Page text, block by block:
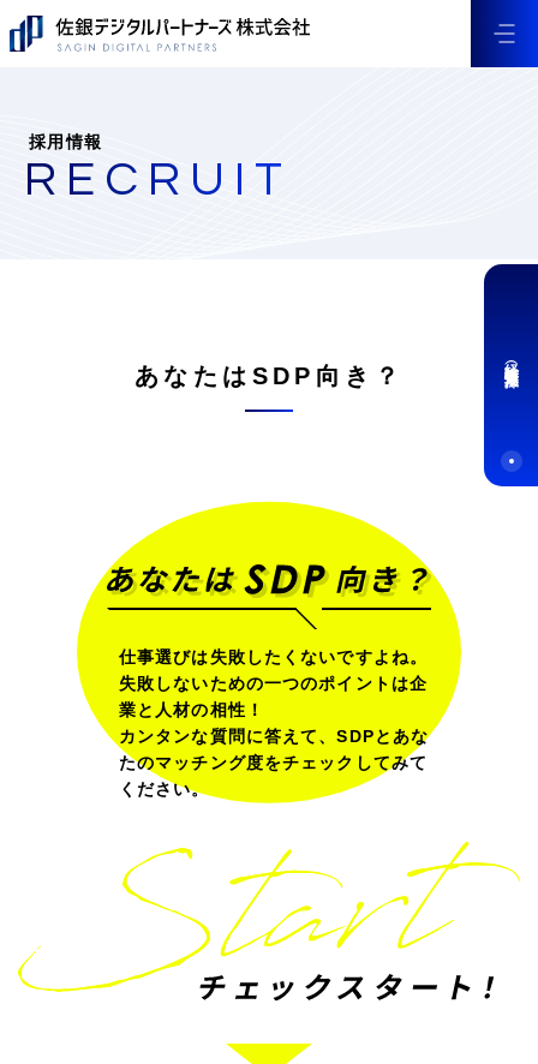
採用情報
RECRUIT
あなたはSDP向き？
仕事選びは失敗したくないですよね。
失敗しないための一つのポイントは企
業と人材の相性！
カンタンな質問に答えて、SDPとあな
たのマッチング度をチェックしてみて
ください。